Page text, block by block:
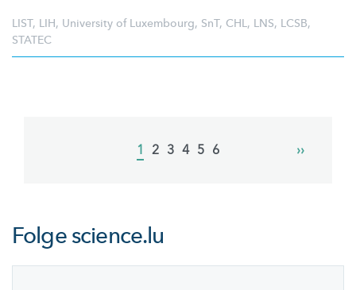
LIST, LIH, University of Luxembourg, SnT, CHL, LNS, LCSB,
STATEC
Current
1 Page
2 Page
3 Page
4 Page
5 Page
6
Next
››
Folgescience.lu